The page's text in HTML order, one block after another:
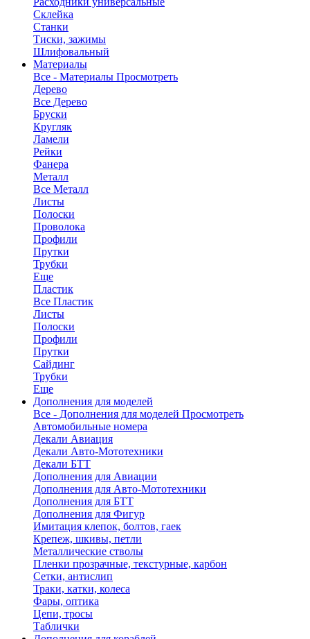
Склейка
Станки
Тиски, зажимы
Шлифовальный
Материалы
Все - Материалы Просмотреть
Дерево
Все Дерево
Бруски
Кругляк
Ламели
Рейки
Фанера
Металл
Все Металл
Листы
Полоски
Проволока
Профили
Прутки
Трубки
Еще
Пластик
Все Пластик
Листы
Полоски
Профили
Прутки
Сайдинг
Трубки
Еще
Дополнения для моделей
Все - Дополнения для моделей Просмотреть
Автомобильные номера
Декали Авиация
Декали Авто-Мототехники
Декали БТТ
Дополнения для Авиации
Дополнения для Авто-Мототехники
Дополнения для БТТ
Дополнения для Фигур
Имитация клепок, болтов, гаек
Крепеж, шкивы, петли
Металлические стволы
Пленки прозрачные, текстурные, карбон
Сетки, антислип
Траки, катки, колеса
Фары, оптика
Цепи, тросы
Таблички